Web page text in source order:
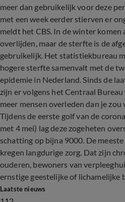
meer dan gebruikelijk voor deze
met een week eerder stierven er
meldt het CBS. In de winter komen
overlijden, maar de sterfte is de
gebruikelijk. Het statistiekbureau
hogere sterfte samenvalt met de
epidemie in Nederland. Sinds de
zijn er volgens het Centraal
meer mensen overleden dan je
Tijdens de eerste golf van de
met 4 mei) lag deze zogeheten
schatting op bijna 9000. De
kregen langdurige zorg. Dat zijn
ouderen, bewoners van
ernstige geestelijke of lichamelijke
Laatste nieuws